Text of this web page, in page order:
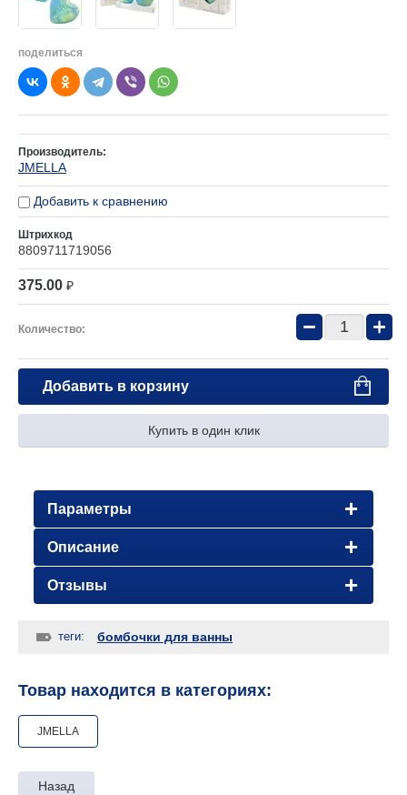
поделиться
Производитель:
JMELLA
Добавить к сравнению
Штрихкод
8809711719056
375.00 ₽
Количество: − +
Добавить в корзину
Купить в один клик
Параметры
Описание
Отзывы
теги: бомбочки для ванны
Товар находится в категориях:
JMELLA
Назад